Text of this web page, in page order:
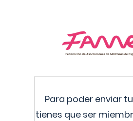
Para poder enviar
tienes que ser